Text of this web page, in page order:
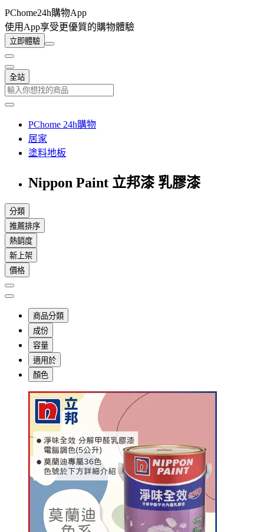
PChome24h購物App
使用App享受更優質的購物體驗
立即體驗
全站
PChome 24h購物
居家
塗料地板
Nippon Paint 立邦漆 乳膠漆
分類
推薦排序
熱銷度
新上架
價格
商品分類
成份
容量
適用於
顏色